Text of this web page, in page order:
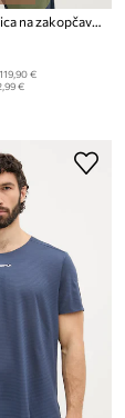
La Sportiva dukserica na zakopčavanje muška Chill Thermal
119,90 €
€